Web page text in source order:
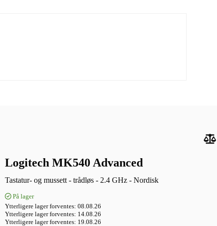
Logitech MK540 Advanced
Tastatur- og mussett - trådløs - 2.4 GHz - Nordisk
På lager
Ytterligere lager forventes 08.08.26
Ytterligere lager forventes 14.08.26
Ytterligere lager forventes 19.08.26